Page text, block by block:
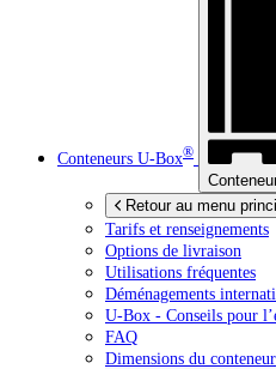
Conteneurs U-Box®
Retour au menu
Tarifs et renseignements
Options de livraison
Utilisations fréquentes
Déménagements
U-Box - Conseils pour
FAQ
Dimensions du conteneur